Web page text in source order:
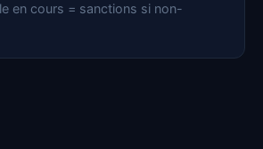
en cours = sanctions si non-